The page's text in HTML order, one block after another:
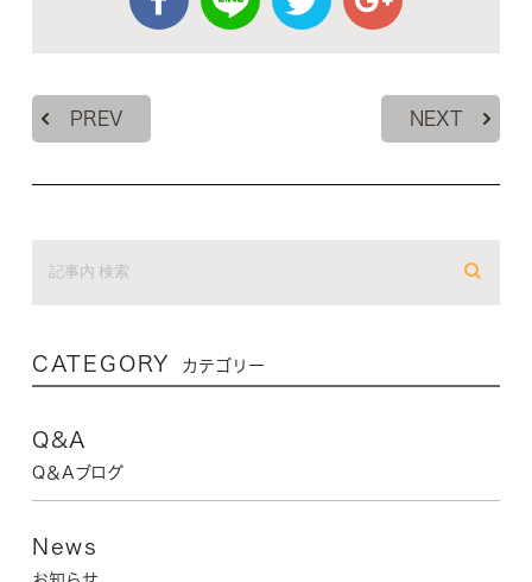
PREV NEXT
CATEGORY カテゴリー
Q&A
Q＆Aブログ
News